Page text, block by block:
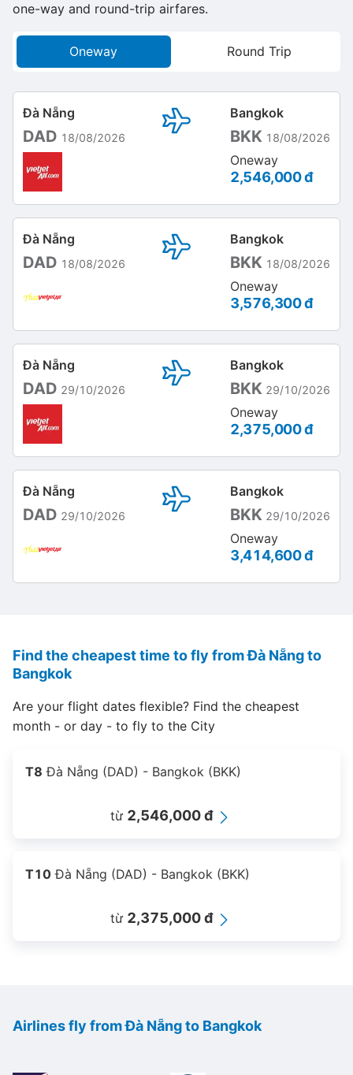
one-way and round-trip airfares.
Oneway Round Trip
Đà Nẵng
DAD 18/08/2026
Bangkok
BKK 18/08/2026
Oneway
2,546,000 đ
Đà Nẵng
DAD 18/08/2026
Bangkok
BKK 18/08/2026
Oneway
3,576,300 đ
Đà Nẵng
DAD 29/10/2026
Bangkok
BKK 29/10/2026
Oneway
2,375,000 đ
Đà Nẵng
DAD 29/10/2026
Bangkok
BKK 29/10/2026
Oneway
3,414,600 đ
Find the cheapest time to fly from Đà Nẵng to
Bangkok
Are your flight dates flexible? Find the cheapest
month - or day - to fly to the City
T8 Đà Nẵng (DAD) - Bangkok (BKK)
từ 2,546,000 đ
T10 Đà Nẵng (DAD) - Bangkok (BKK)
từ 2,375,000 đ
Airlines fly from Đà Nẵng to Bangkok